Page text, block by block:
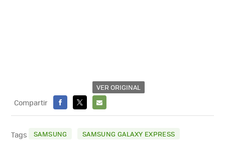
VER ORIGINAL
Compartir
FACEBOOK
X
E-
MAIL
Tags SAMSUNG SAMSUNG GALAXY EXPRESS